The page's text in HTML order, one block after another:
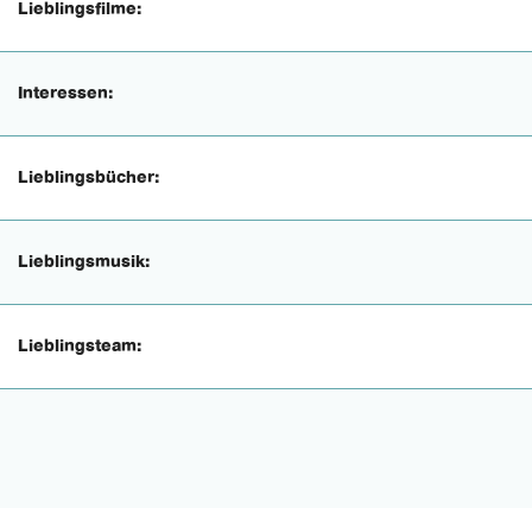
Lieblingsfilme:
Interessen:
Lieblingsbücher:
Lieblingsmusik:
Lieblingsteam: